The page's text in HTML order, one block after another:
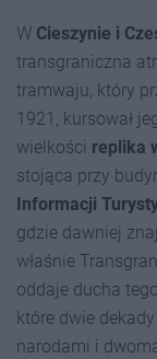
W Cieszynie i
transgraniczna
tramwaju, który
1921, kursował
wielkości replika
stojąca przy
Informacji
gdzie dawniej
właśnie
oddaje ducha
które dwie
narodami i